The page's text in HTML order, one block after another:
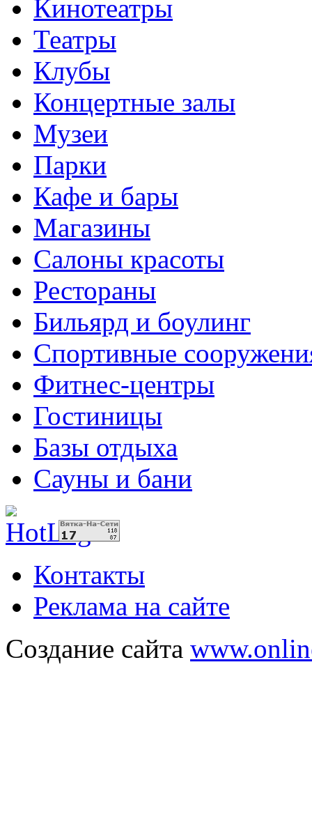
Кинотеатры
Театры
Клубы
Концертные залы
Музеи
Парки
Кафе и бары
Магазины
Салоны красоты
Рестораны
Бильярд и боулинг
Спортивные
Фитнес-центры
Гостиницы
Базы отдыха
Сауны и бани
Контакты
Реклама на сайте
Создание сайта